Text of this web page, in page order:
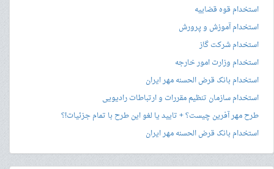
استخدام قوه قضاییه
استخدام آموزش و پرورش
استخدام شرکت گاز
استخدام وزارت امور خارجه
استخدام بانک قرض الحسنه مهر ایران
استخدام سازمان تنظیم مقررات و ارتباطات رادیویی
طرح مهر آفرین چیست؟ + تایید یا لغو این طرح با تمام جزئیات!؟
استخدام بانک قرض الحسنه مهر ایران